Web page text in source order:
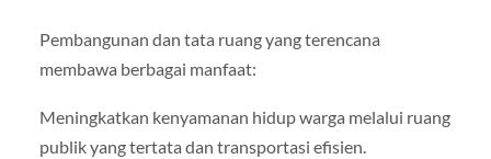
Pembangunan dan tata ruang yang terencana
membawa berbagai manfaat:
Meningkatkan kenyamanan hidup warga melalui ruang
publik yang tertata dan transportasi efisien.